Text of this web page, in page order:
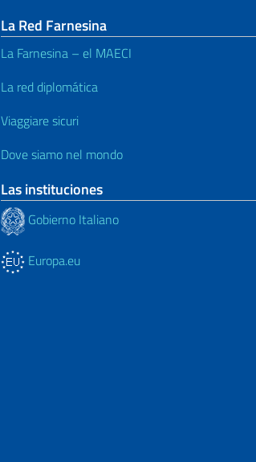
La Red Farnesina
La Farnesina – el MAECI
La red diplomática
Viaggiare sicuri
Dove siamo nel mondo
Las instituciones
Gobierno Italiano
Europa.eu